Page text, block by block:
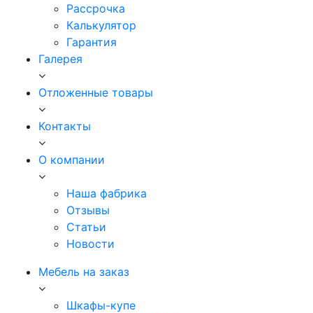
Рассрочка
Калькулятор
Гарантия
Галерея
Отложенные товары
Контакты
О компании
Наша фабрика
Отзывы
Статьи
Новости
Мебель на заказ
Шкафы-купе